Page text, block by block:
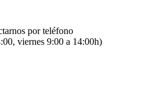
por teléfono
viernes 9:00 a 14:00h)